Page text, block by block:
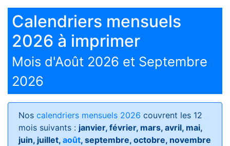
Calendriers mensuels
2026 à imprimer
Mois d'Août 2026 et Septembre
2026
Nos calendriers mensuels 2026 couvrent les 12
mois suivants : janvier, février, mars, avril, mai,
juin, juillet, août, septembre, octobre, novembre